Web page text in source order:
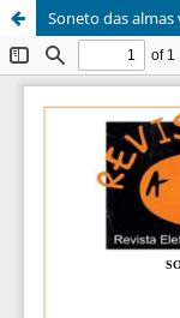
Soneto das almas